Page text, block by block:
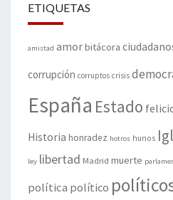
ETIQUETAS
amistad amorbitácora
corrupción corruptos crisis
España Estado
Historia honradez hotros hunos
ley libertad Madrid muerte
política político